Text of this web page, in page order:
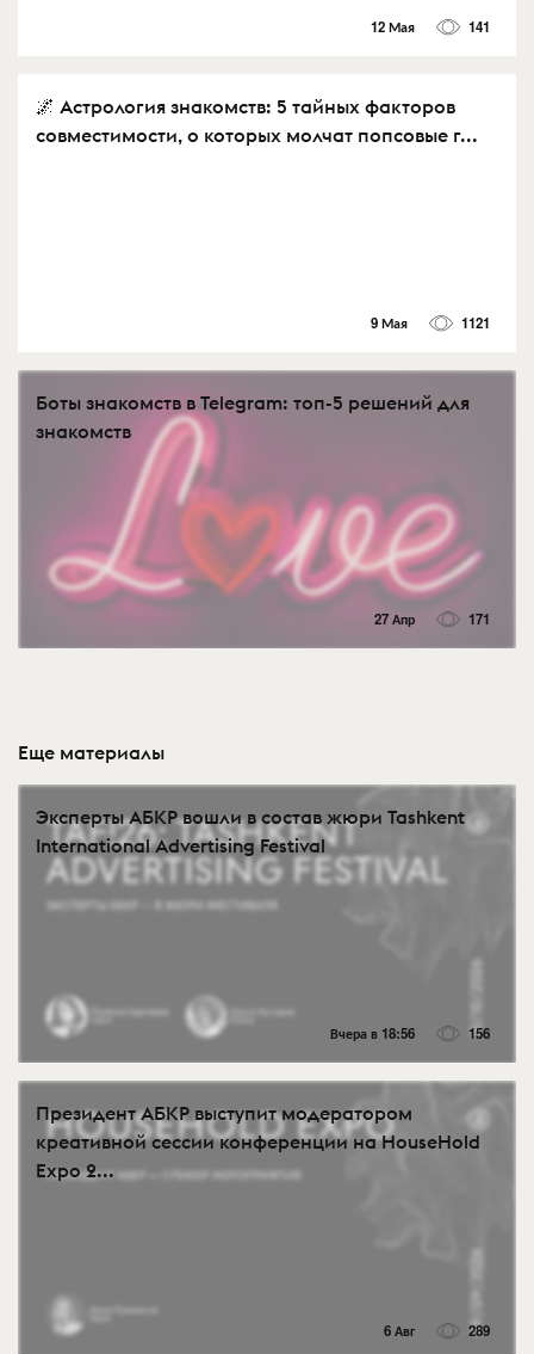
12 Мая 141
🌌 Астрология знакомств: 5 тайных факторов
совместимости, о которых молчат попсовые г...
9 Мая 1121
Боты знакомств в Telegram: топ-5 решений для
знакомств
27 Апр 171
Еще материалы
Эксперты АБКР вошли в состав жюри Tashkent
International Advertising Festival
Вчера в 18:56 156
Президент АБКР выступит модератором
креативной сессии конференции на HouseHold
Expo 2...
6 Авг 289